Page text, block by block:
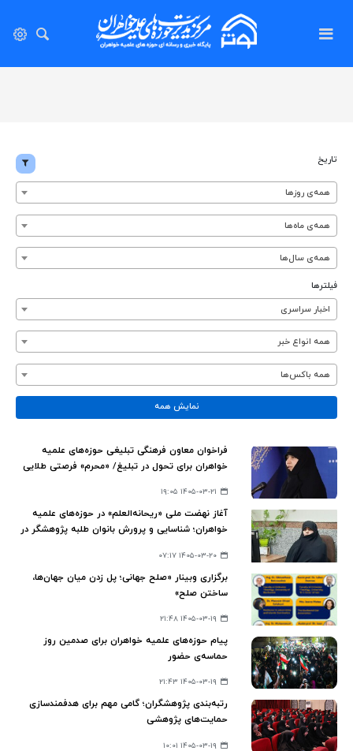
فراخوان معاون فرهنگی تبلیغی حوزه‌های علمیه
خواهران برای تحول در تبلیغ/ «محرم» فرصتی طلایی
۱۴۰۵-۰۳-۲۱ ۱۹:۰۵
آغاز نهضت ملی «ریحانه‌العلم» در حوزه‌های علمیه
خواهران؛ شناسایی و پرورش بانوان طلبه پژوهشگر در
۱۴۰۵-۰۳-۲۰ ۰۷:۱۷
برگزاری وبینار «صلح جهانی؛ پل زدن میان جهان‌ها،
ساختن صلح»
۱۴۰۵-۰۳-۱۹ ۲۱:۴۸
پیام حوزه‌های علمیه خواهران برای صدمین روز
حماسه‌ی حضور
۱۴۰۵-۰۳-۱۹ ۲۱:۴۳
رتبه‌بندی پژوهشگران؛ گامی مهم برای هدفمندسازی
حمایت‌های پژوهشی
۱۴۰۵-۰۳-۱۹ ۱۰:۰۱
تاریخ
همه‌ی روزها
همه‌ی ماه‌ها
همه‌ی سال‌ها
فیلترها
اخبار سراسری
همه انواع خبر
همه باکس‌ها
نمایش همه